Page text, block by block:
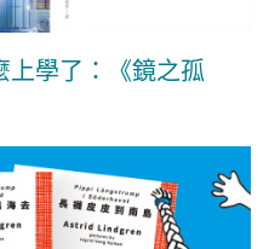
學了：《鏡之孤